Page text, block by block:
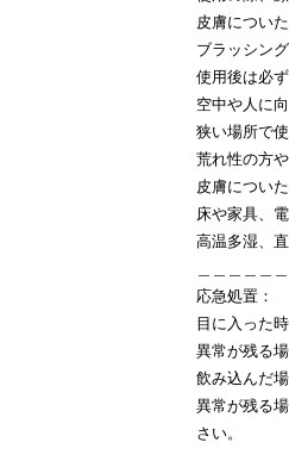
皮膚につい
ブラッシン
使用後は必
空中や人に
狭い場所で
荒れ性の方
皮膚につい
床や家具、
高温多湿、
応急処置：
目に入った
異常が残る
飲み込んだ
異常が残る
さい。